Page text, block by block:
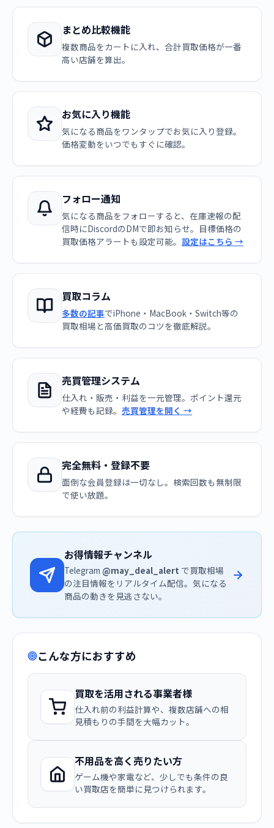
まとめ比較機能
複数商品をカートに入れ、合計買取価格が一番
高い店舗を算出。
お気に入り機能
気になる商品をワンタップでお気に入り登録。
価格変動をいつでもすぐに確認。
フォロー通知
気になる商品をフォローすると、在庫速報の配
信時にDiscordのDMで即お知らせ。目標価格の
買取価格アラートも設定可能。 設定はこちら →
買取コラム
多数の記事でiPhone・MacBook・Switch等の
買取相場と高価買取のコツを徹底解説。
売買管理システム
仕入れ・販売・利益を一元管理。ポイント還元
や経費も記録。 売買管理を開く →
完全無料・登録不要
面倒な会員登録は一切なし。検索回数も無制限
で使い放題。
お得情報チャンネル
Telegram @may_deal_alert で買取相場
の注目情報をリアルタイム配信。気になる
商品の動きを見逃さない。
こんな方におすすめ
買取を活用される事業者様
仕入れ前の利益計算や、複数店舗への相
見積もりの手間を大幅カット。
不用品を高く売りたい方
ゲーム機や家電など、少しでも条件の良
い買取店を簡単に見つけられます。